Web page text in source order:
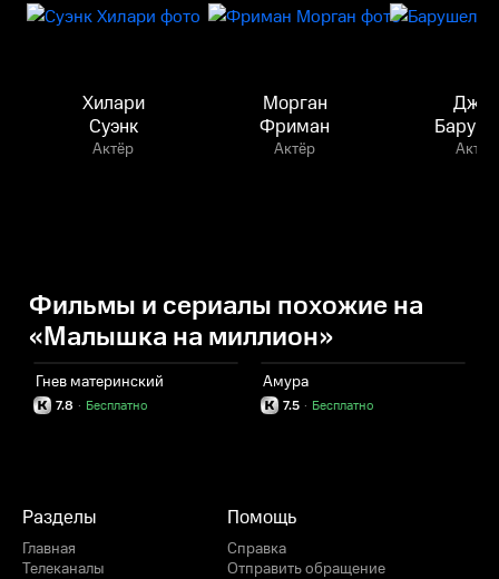
Хилари
Суэнк
Актёр
Морган
Фриман
Актёр
Джей
Актёр
Фильмы и сериалы похожие на
«Малышка на миллион»
Гнев материнский
7.8 Бесплатно
·
Амура
7.5 Бесплатно
·
Разделы
Главная
Телеканалы
Помощь
Справка
Отправить обращение